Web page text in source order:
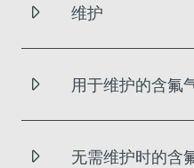
维护
用于维护的含氟
无需维护时的含